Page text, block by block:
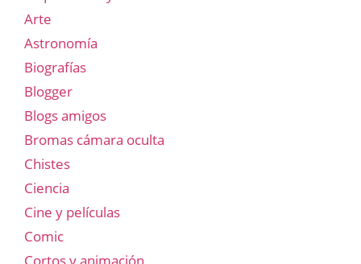
Arte
Astronomía
Biografías
Blogger
Blogs amigos
Bromas cámara oculta
Chistes
Ciencia
Cine y películas
Comic